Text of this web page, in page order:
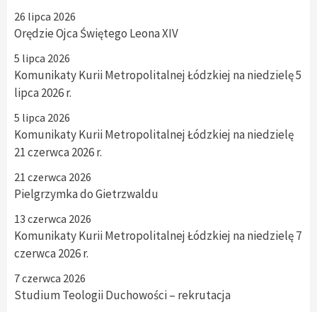
26 lipca 2026
Orędzie Ojca Świętego Leona XIV
5 lipca 2026
Komunikaty Kurii Metropolitalnej Łódzkiej na niedzielę 5
lipca 2026 r.
5 lipca 2026
Komunikaty Kurii Metropolitalnej Łódzkiej na niedzielę
21 czerwca 2026 r.
21 czerwca 2026
Pielgrzymka do Gietrzwaldu
13 czerwca 2026
Komunikaty Kurii Metropolitalnej Łódzkiej na niedzielę 7
czerwca 2026 r.
7 czerwca 2026
Studium Teologii Duchowości – rekrutacja